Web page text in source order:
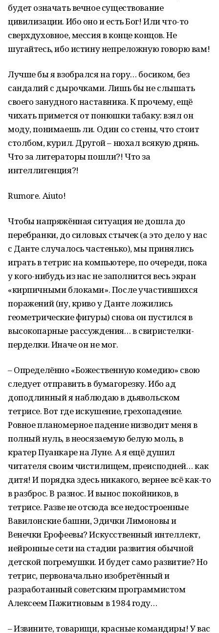
будет означать вечное существование
цивилизации. Ибо оно и есть Бог! Или что-то
сверхдуховное, мессия в конце концов. Не
шугайтесь, ибо истину непреложную говорю вам!
Лучше бы я взобрался на гору… босиком, без
сандалий с дырочками. Лишь бы не слышать
своего занудного наставника. К прочему, ещё
чихать примется от понюшки табаку: взял он
моду, понимаешь ли. Один со стены, что стоит
столбом, курил. Другой – нюхал всякую дрянь.
Что за литераторы пошли?! Что за
интеллигенция?!
Rumore. Aiuto!
Чтобы напряжённая ситуация не дошла до
перебранки, до силовых стычек (а это дело у нас
с Данте случалось частенько), мы принялись
играть в тетрис на компьютере, по очереди, пока
у кого-нибудь из нас не заполнится весь экран
«кирпичными блоками». После участившихся
поражений (ну, криво у Данте ложились
геометрические фигуры) снова он пустился в
высокопарные рассуждения… в свиристелки-
перделки. Иначе он не мог.
– Определённо «Божественную комедию» свою
следует отправить в бумагорезку. Ибо ад
доподлинный я наблюдаю в дьявольском
тетрисе. Вот где искушение, грехопадение.
Ровное планомерное падение низводит меня в
полный нуль, в неосязаемую белую моль, в
кратер Пуанкаре на Луне. А я ещё душил
читателя своим чистилищем, преисподней… как
дитя! И порядка здесь никакого, вернее всё как-то
в разброс. В разнос. И вынос покойников, в
тетрисе. Разве не отсюда все недостроенные
Вавилонские башни, Эдички Лимоновы и
Венечки Ерофеевы? Искусственный интеллект,
нейронные сети на стадии развития обычной
детской погремушки. И будет само развитие? Но
тетрис, первоначально изобретённый и
разработанный советским программистом
Алексеем Пажитновым в 1984 году…
– Извините, товарищи, красные командиры! У вас